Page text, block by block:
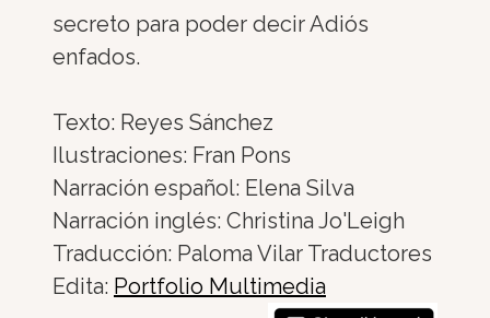
secreto para poder decir Adiós
enfados.
Texto: Reyes Sánchez
Ilustraciones: Fran Pons
Narración español: Elena Silva
Narración inglés: Christina Jo'Leigh
Traducción: Paloma Vilar Traductores
Edita: Portfolio Multimedia